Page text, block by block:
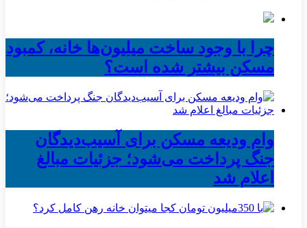
چرا با وجود ساخت میلیون‌ها خانه، کمبود
مسکن بیشتر شده است؟
وام ودیعه مسکن برای آسیب‌دیدگان
جنگ پرداخت می‌شود؛ جزئیات مبالغ
اعلام شد